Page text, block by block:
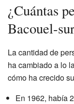
¿Cuántas
Bacouel-
La cantidad de
ha cambiado a lo
cómo ha crecido
En 1962, había